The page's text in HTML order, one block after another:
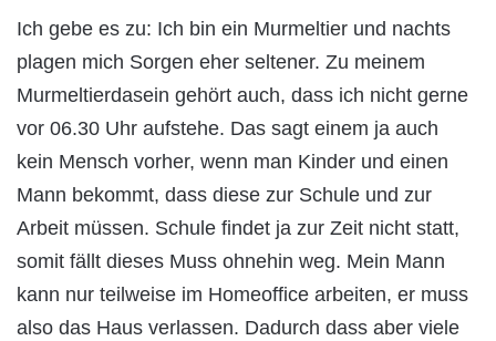
Ich gebe es zu: Ich bin ein Murmeltier und nachts
plagen mich Sorgen eher seltener. Zu meinem
Murmeltierdasein gehört auch, dass ich nicht gerne
vor 06.30 Uhr aufstehe. Das sagt einem ja auch
kein Mensch vorher, wenn man Kinder und einen
Mann bekommt, dass diese zur Schule und zur
Arbeit müssen. Schule findet ja zur Zeit nicht statt,
somit fällt dieses Muss ohnehin weg. Mein Mann
kann nur teilweise im Homeoffice arbeiten, er muss
also das Haus verlassen. Dadurch dass aber viele